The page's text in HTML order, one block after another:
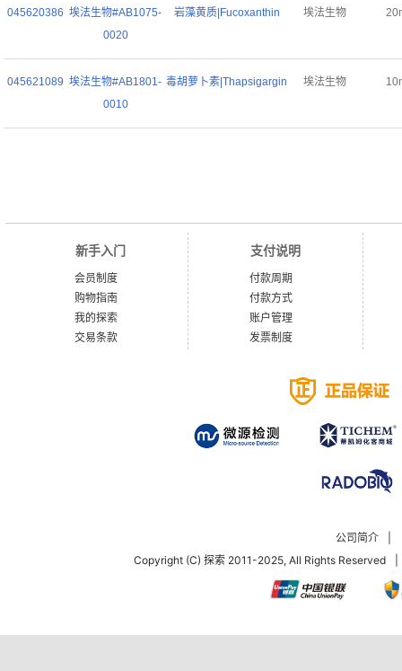
045620386 埃法生物#AB1075-
0020
岩藻黄质|Fucoxanthin 埃法生物
045621089 埃法生物#AB1801-
0010
毒胡萝卜素|Thapsigargin 埃法生物
新手入门
会员制度
购物指南
我的探索
交易条款
支付说明
付款周期
付款方式
账户管理
发票制度
公司简介
Copyright (C) 探索 2011-2025, All Rights Reserved